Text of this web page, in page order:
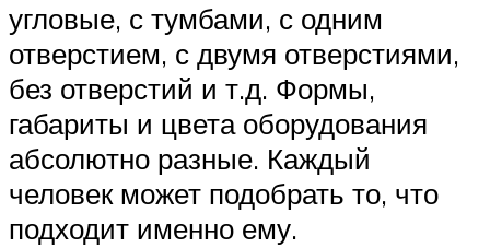
угловые, с тумбами, с одним
отверстием, с двумя отверстиями,
без отверстий и т.д. Формы,
габариты и цвета оборудования
абсолютно разные. Каждый
человек может подобрать то, что
подходит именно ему.